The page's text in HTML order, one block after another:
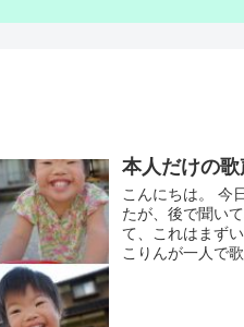
本人だけの
こんにちは。 今
たが、後で聞い
て、これはまず
こりんが一人で